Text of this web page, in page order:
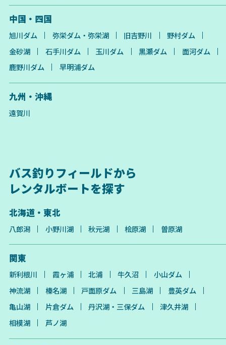
中国・四国
旭川ダム 弥栄ダム・弥栄湖 旧吉野川
野村ダム
金砂湖
石手川ダム 玉川ダム 黒瀬ダム
面河ダム
鹿野川ダム
早明浦ダム
九州・沖縄
遠賀川
バス釣りフィールドから
レンタルボートを探す
北海道・東北
八郎潟 小野川湖 秋元湖 桧原湖 曽原湖
関東
新利根川 霞ヶ浦 北浦 牛久沼
小山ダム
神流湖
榛名湖 戸面原ダム 三島湖
豊英ダム
亀山湖
片倉ダム 丹沢湖・三保ダム
津久井湖
相模湖
芦ノ湖